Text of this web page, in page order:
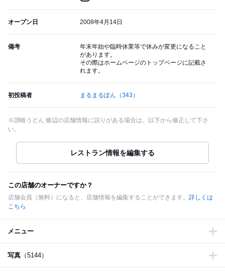
オープン日 2008年4月14日
備考
年末年始や臨時休業等で休みが変更になること
があります。
その際はホームページのトップページに記載さ
れます。
初投稿者 まるまるぽん （343）
※讃岐うどん 條辺の店舗情報に誤りがある場合は、以下から修正して下さ
い。
この店舗のオーナーですか？
店舗会員（無料）になると、店舗情報を編集することができます。 詳しくは
こちら
メニュー
写真 （5144）